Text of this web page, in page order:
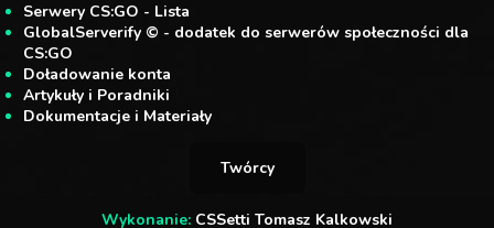
Serwery CS:GO - Lista
GlobalServerify © - dodatek do serwerów społeczności dla
CS:GO
Doładowanie konta
Artykuły i Poradniki
Dokumentacje i Materiały
Twórcy
Wykonanie: CSSetti Tomasz Kalkowski